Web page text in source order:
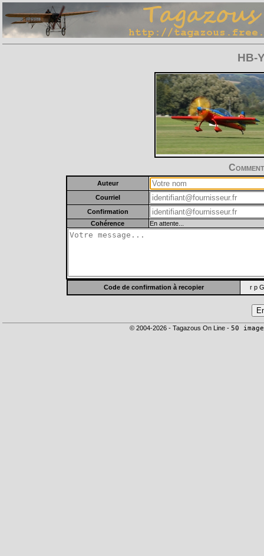
HB-
Auteur
Courriel
Confirmation
Cohérence
En attente...
Code de confirmation à recopier r p
© 2004-2026 - Tagazous On Line - 50